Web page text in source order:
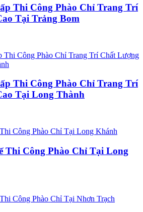
Thi Công Phào Chỉ Trang Trí
Tại Trảng Bom
Thi Công Phào Chỉ Trang Trí
Tại Long Thành
Thi Công Phào Chỉ Tại Long